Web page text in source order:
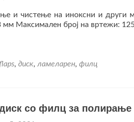
и чистење на иноксни и други
Максимален број на вртежи:
, диск, ламеларен, филц
со филц за